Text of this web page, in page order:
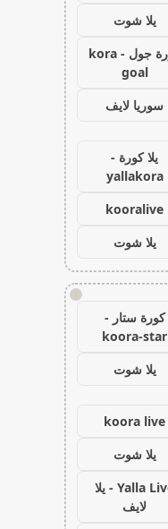
يلا شوت
كورة جول - kora
goal
سوريا لايف
يلا كورة -
yallakora
kooralive
يلا شوت
!
كورة ستار -
koora-star
يلا شوت
koora live
يلا شوت
Yalla Live - يلا
لايف